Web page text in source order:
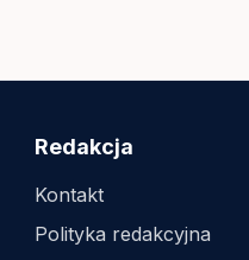
Redakcja
Kontakt
Polityka redakcyjna